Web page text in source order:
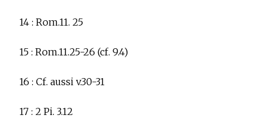
14 : Rom.11. 25
15 : Rom.11.25-26 (cf. 9.4)
16 : Cf. aussi v.30-31
17 : 2 Pi. 3.12